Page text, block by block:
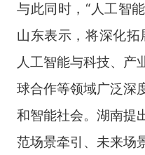
与此同时，“人工智
山东表示，将深化拓
人工智能与科技、产
球合作等领域广泛深
和智能社会。湖南提
范场景牵引、未来场